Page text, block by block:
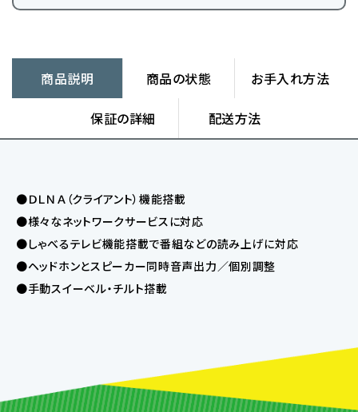
商品説明 商品の状態 お手入れ方法
保証の詳細 配送方法
●ＤＬＮＡ（クライアント）機能搭載
●様々なネットワークサービスに対応
●しゃべるテレビ機能搭載で番組などの読み上げに対応
●ヘッドホンとスピーカー同時音声出力／個別調整
●手動スイーベル・チルト搭載